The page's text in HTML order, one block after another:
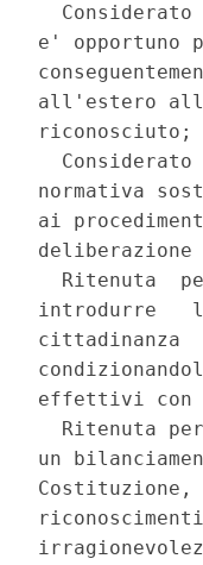
Considerato
e' opportuno
all'estero
riconosciuto;
Considerato
normativa
ai
Ritenuta
introdurre
effettivi con
Ritenuta
un